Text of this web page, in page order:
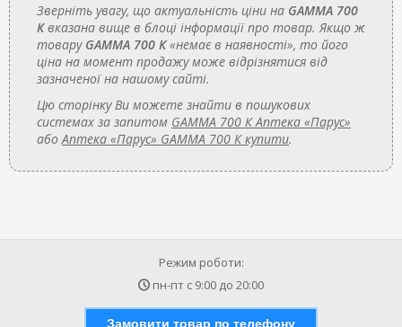
Зверніть увагу, що актуальність ціни на GAMMA 700
Квказана вище в блоці інформації про товар. Якщо ж
товару GAMMA 700 К«немає в наявності», то його
ціна на момент продажу може відрізнятися від
зазначеної на нашому сайті.
Цю сторінку Ви можете знайти в пошукових
системах за запитом GAMMA 700 К Аптека «Парус»
абоАптека «Парус» GAMMA 700 К купити.
Режим роботи:
пн-пт с 9:00 до 20:00
Замовити товар по телефону